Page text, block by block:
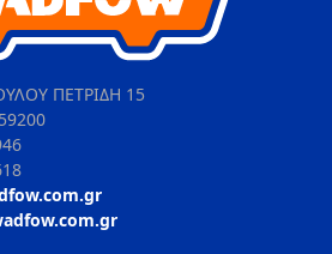
ΠΕΤΡΙΔΗ 15